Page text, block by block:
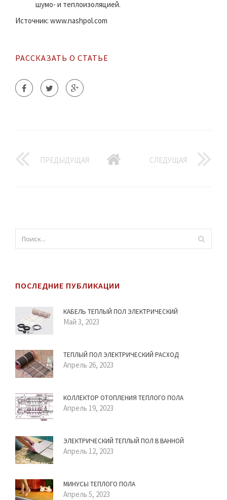
шумо- и теплоизоляцией.
Источник: www.nashpol.com
РАССКАЗАТЬ О СТАТЬЕ
ПРЕДЫДУЩАЯ СЛЕДУЩАЯ
ПОСЛЕДНИЕ ПУБЛИКАЦИИ
КАБЕЛЬ ТЕПЛЫЙ ПОЛ ЭЛЕКТРИЧЕСКИЙ
Май 3, 2023
ТЕПЛЫЙ ПОЛ ЭЛЕКТРИЧЕСКИЙ РАСХОД
Апрель 26, 2023
КОЛЛЕКТОР ОТОПЛЕНИЯ ТЕПЛОГО ПОЛА
Апрель 19, 2023
ЭЛЕКТРИЧЕСКИЙ ТЕПЛЫЙ ПОЛ В ВАННОЙ
Апрель 12, 2023
МИНУСЫ ТЕПЛОГО ПОЛА
Апрель 5, 2023